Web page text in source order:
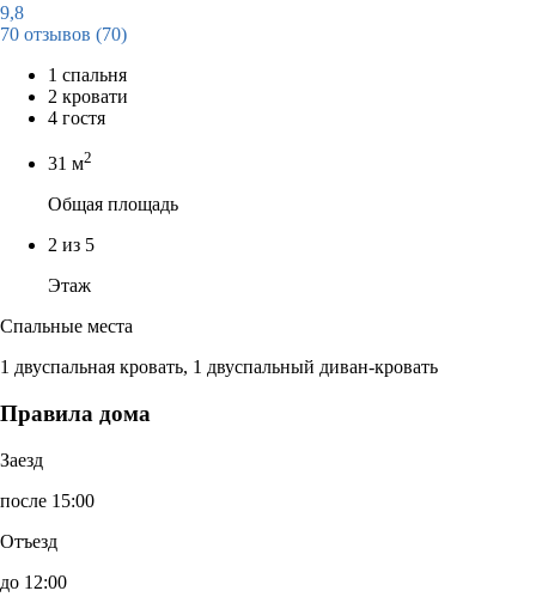
9,8
70 отзывов (70)
1 спальня
2 кровати
4 гостя
31 м2
Общая площадь
2 из 5
Этаж
Спальные места
1 двуспальная кровать, 1 двуспальный диван-кровать
Правила дома
Заезд
после 15:00
Отъезд
до 12:00